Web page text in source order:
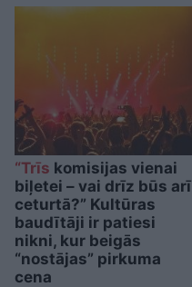
“Trīs komisijas vienai
biļetei – vai drīz būs arī
ceturtā?” Kultūras
baudītāji ir patiesi
nikni, kur beigās
“nostājas” pirkuma
cena